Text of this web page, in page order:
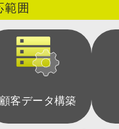
範囲
顧客データ構築